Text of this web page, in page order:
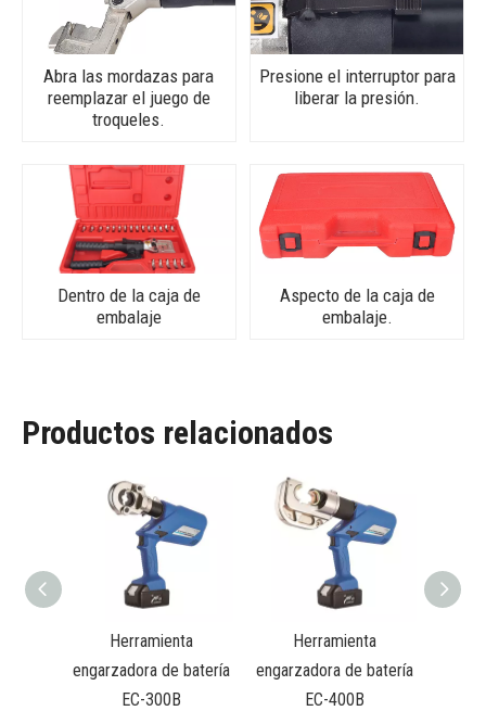
Abra las mordazas para
reemplazar el juego de
troqueles.
Presione el interruptor para
liberar la presión.
Dentro de la caja de
embalaje
Aspecto de la caja de
embalaje.
Productos relacionados
Herramienta
engarzadora de batería
EC-300B
Herramienta
engarzadora de batería
EC-400B
hidráulico